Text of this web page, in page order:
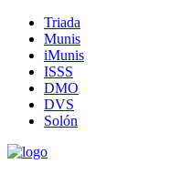
Triada
Munis
iMunis
ISSS
DMO
DVS
Solón